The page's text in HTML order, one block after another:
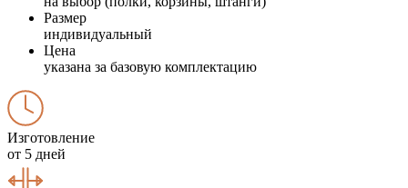
Размер
индивидуальный
Цена
указана за базовую комплектацию
Изготовление
от 5 дней